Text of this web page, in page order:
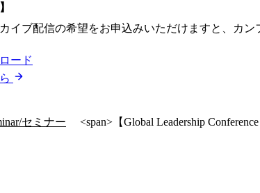
イブ配信の希望をお申込みいただけますと、カン
ード
セミナー <span>【Global Leadership